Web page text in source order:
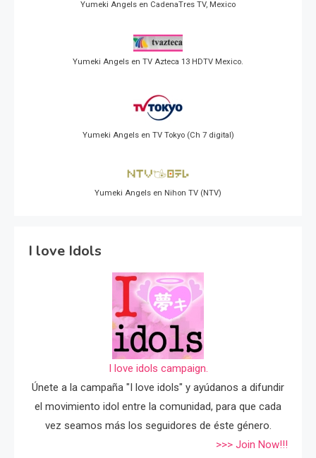
Yumeki Angels en CadenaTres TV, Mexico
Yumeki Angels en TV Azteca 13 HDTV Mexico.
Yumeki Angels en TV Tokyo (Ch 7 digital)
Yumeki Angels en Nihon TV (NTV)
I love Idols
I love idols campaign.
Únete a la campaña "I love idols" y ayúdanos a difundir
el movimiento idol entre la comunidad, para que cada
vez seamos más los seguidores de éste género.
>>> Join Now!!!